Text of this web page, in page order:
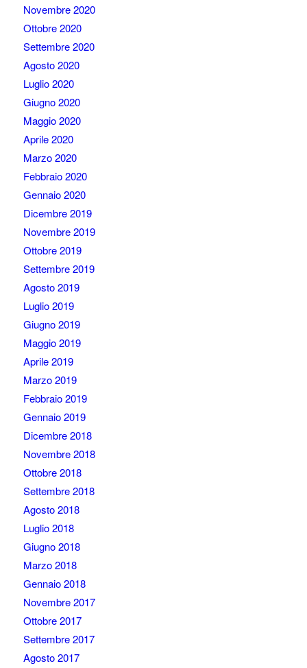
Novembre 2020
Ottobre 2020
Settembre 2020
Agosto 2020
Luglio 2020
Giugno 2020
Maggio 2020
Aprile 2020
Marzo 2020
Febbraio 2020
Gennaio 2020
Dicembre 2019
Novembre 2019
Ottobre 2019
Settembre 2019
Agosto 2019
Luglio 2019
Giugno 2019
Maggio 2019
Aprile 2019
Marzo 2019
Febbraio 2019
Gennaio 2019
Dicembre 2018
Novembre 2018
Ottobre 2018
Settembre 2018
Agosto 2018
Luglio 2018
Giugno 2018
Marzo 2018
Gennaio 2018
Novembre 2017
Ottobre 2017
Settembre 2017
Agosto 2017